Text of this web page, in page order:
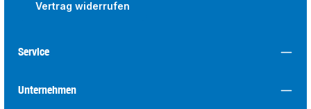
Vertrag widerrufen
Service
Unternehmen